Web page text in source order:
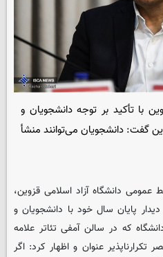
با تأکید بر توجه دانشجویان و
گفت: دانشجویان می‌توانند منشأ
عمومی دانشگاه آزاد اسلامی قزوین،
پایان سال خود با دانشجویان و
که در سالن آمفی تئاتر علامه
تکرارناپذیر عنوان و اظهار کرد:‌ اگر